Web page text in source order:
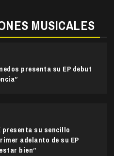
MUSICALES
presenta su EP debut
presenta su sencillo
adelanto de su EP
bien”